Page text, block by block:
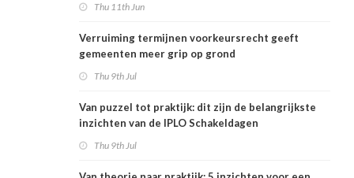
Thu 11th Jun
Verruiming termijnen voorkeursrecht geeft
gemeenten meer grip op grond
Thu 9th Jul
Van puzzel tot praktijk: dit zijn de belangrijkste
inzichten van de IPLO Schakeldagen
Thu 9th Jul